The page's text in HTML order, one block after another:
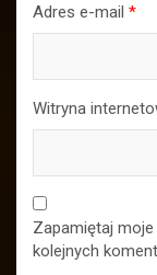
Adres e-mail *
Witryna
Zapamiętaj
kolejnych